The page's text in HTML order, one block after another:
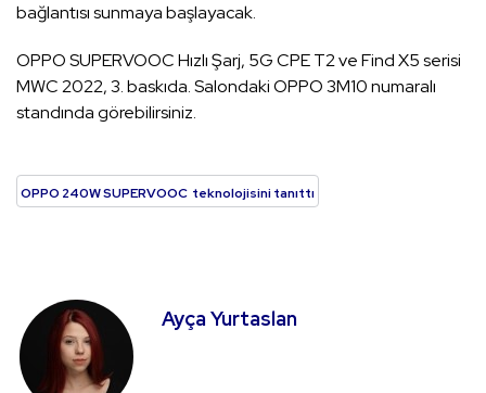
bağlantısı sunmaya başlayacak.
OPPO SUPERVOOC Hızlı Şarj, 5G CPE T2 ve Find X5 serisi
MWC 2022, 3. baskıda. Salondaki OPPO 3M10 numaralı
standında görebilirsiniz.
OPPO 240W SUPERVOOC teknolojisini tanıttı
Ayça Yurtaslan